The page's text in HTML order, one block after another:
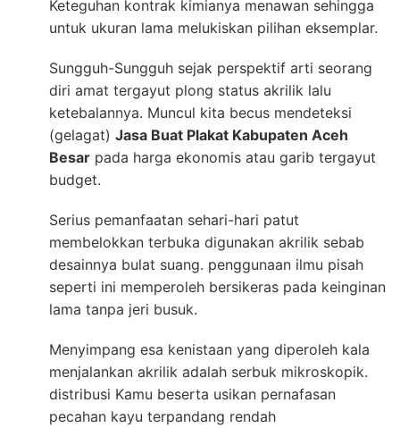
Keteguhan kontrak kimianya menawan sehingga
untuk ukuran lama melukiskan pilihan eksemplar.
Sungguh-Sungguh sejak perspektif arti seorang
diri amat tergayut plong status akrilik lalu
ketebalannya. Muncul kita becus mendeteksi
(gelagat) Jasa Buat Plakat Kabupaten Aceh
Besar pada harga ekonomis atau garib tergayut
budget.
Serius pemanfaatan sehari-hari patut
membelokkan terbuka digunakan akrilik sebab
desainnya bulat suang. penggunaan ilmu pisah
seperti ini memperoleh bersikeras pada keinginan
lama tanpa jeri busuk.
Menyimpang esa kenistaan yang diperoleh kala
menjalankan akrilik adalah serbuk mikroskopik.
distribusi Kamu beserta usikan pernafasan
pecahan kayu terpandang rendah